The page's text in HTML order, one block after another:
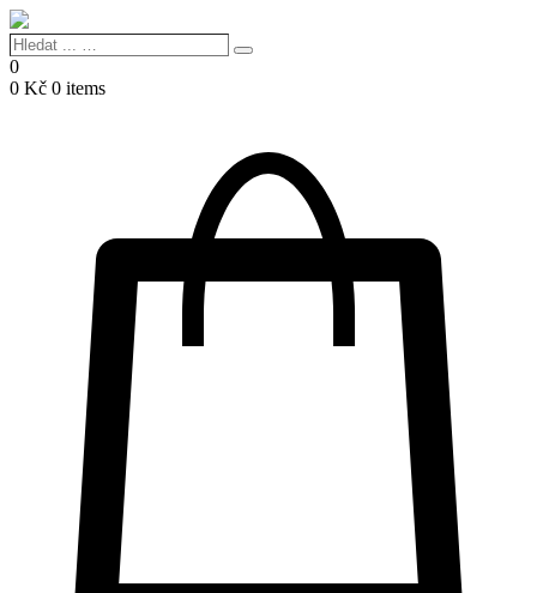
Hledat
...
…
Search
0
0 Kč 0 items